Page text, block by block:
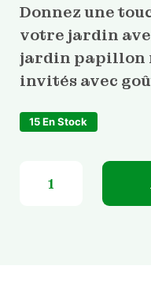
Donnez une
votre jardin
jardin papillon
invités avec
15 En Stock
quantité de